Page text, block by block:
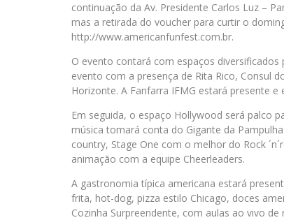
continuação da Av. Presidente Carlos Luz –
mas a retirada do voucher para curtir o
http://www.americanfunfest.com.br.
O evento contará com espaços
evento com a presença de Rita Rico, Consul
Horizonte. A Fanfarra IFMG estará presente
Em seguida, o espaço Hollywood será palco
música tomará conta do Gigante da
country, Stage One com o melhor do Rock
animação com a equipe Cheerleaders.
A gastronomia típica americana estará
frita, hot-dog, pizza estilo Chicago, doces
Cozinha Surpreendente, com aulas ao vivo